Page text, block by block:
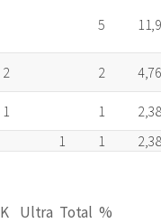
5
2 2
1 1
1 1
K Ultra Total %